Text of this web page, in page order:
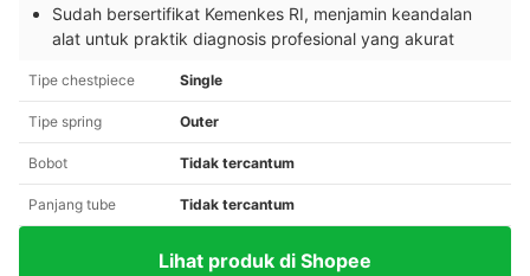
Sudah bersertifikat Kemenkes RI, menjamin keandalan
alat untuk praktik diagnosis profesional yang akurat
Tipe chestpiece Single
Tipe spring Outer
Bobot Tidak tercantum
Panjang tube Tidak tercantum
Lihat produk di Shopee